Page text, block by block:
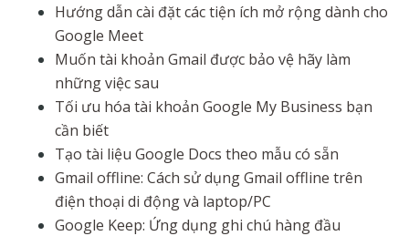
Hướng dẫn cài đặt các tiện ích mở rộng dành cho
Google Meet
Muốn tài khoản Gmail được bảo vệ hãy làm
những việc sau
Tối ưu hóa tài khoản Google My Business bạn
cần biết
Tạo tài liệu Google Docs theo mẫu có sẵn
Gmail offline: Cách sử dụng Gmail offline trên
điện thoại di động và laptop/PC
Google Keep: Ứng dụng ghi chú hàng đầu